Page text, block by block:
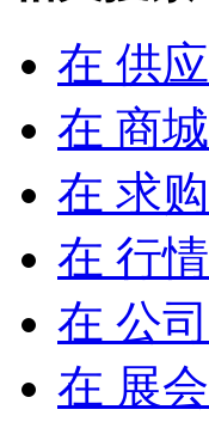
在 供应
在 商城
在 求购
在 行情
在 公司
在 展会